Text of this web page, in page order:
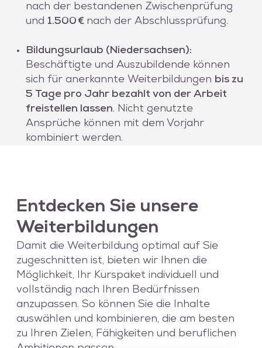
nach der bestandenen Zwischenprüfung
und 1.500 € nach der Abschlussprüfung.
Bildungsurlaub (Niedersachsen):
Beschäftigte und Auszubildende können
sich für anerkannte Weiterbildungen bis zu
5 Tage pro Jahr bezahlt von der Arbeit
freistellen lassen. Nicht genutzte
Ansprüche können mit dem Vorjahr
kombiniert werden.
Entdecken Sie unsere
Weiterbildungen
Damit die Weiterbildung optimal auf Sie
zugeschnitten ist, bieten wir Ihnen die
Möglichkeit, Ihr Kurspaket individuell und
vollständig nach Ihren Bedürfnissen
anzupassen. So können Sie die Inhalte
auswählen und kombinieren, die am besten
zu Ihren Zielen, Fähigkeiten und beruflichen